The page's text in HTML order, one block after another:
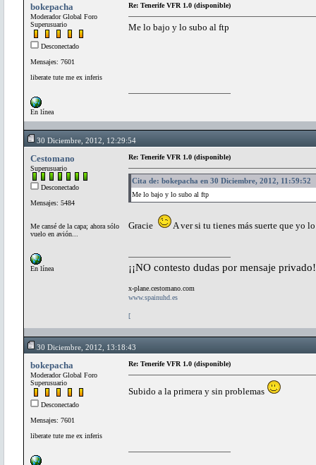
bokepacha
Moderador Global Foro
Superusuario
Desconectado
Mensajes: 7601
liberate tute me ex inferis
En línea
Re: Tenerife VFR 1.0 (disponible)
Me lo bajo y lo subo al ftp
30 Diciembre, 2012, 12:29:54
Cestomano
Superusuario
Desconectado
Mensajes: 5484
Me cansé de la capa; ahora sólo
vuelo en avión...
En línea
Re: Tenerife VFR 1.0 (disponible)
Cita de: bokepacha en 30 Diciembre, 2012, 11:59:52
Me lo bajo y lo subo al ftp
Gracie A ver si tu tienes más suerte que yo
¡¡NO contesto dudas por mensaje
x-plane.cestomano.com
www.spainuhd.es
[
30 Diciembre, 2012, 13:18:43
bokepacha
Moderador Global Foro
Superusuario
Desconectado
Mensajes: 7601
liberate tute me ex inferis
Re: Tenerife VFR 1.0 (disponible)
Subido a la primera y sin problemas